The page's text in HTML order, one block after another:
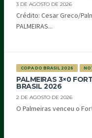
3 DE AGOSTO DE 2026
Crédito: Cesar Greco/
PALMEIRAS...
COPA DO BRASIL 2026
PALMEIRAS 3×0
BRASIL 2026
2 DE AGOSTO DE 2026
O Palmeiras venceu o